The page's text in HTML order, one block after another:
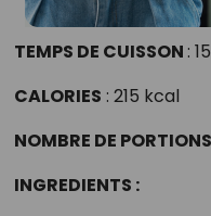
TEMPS DE CUISSON :
CALORIES : 215 kcal
NOMBRE DE PORTIONS
INGREDIENTS :